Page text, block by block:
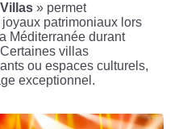
» permet
joyaux patrimoniaux lors
Méditerranée durant
villas
ou espaces culturels,
exceptionnel.